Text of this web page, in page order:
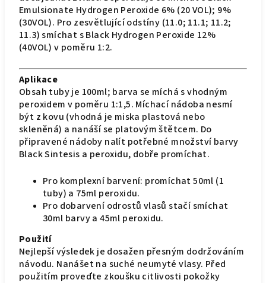
Emulsionate Hydrogen Peroxide 6% (20 VOL); 9%
(30VOL). Pro zesvětlující odstíny (11.0; 11.1; 11.2;
11.3) smíchat s Black Hydrogen Peroxide 12%
(40VOL) v poměru 1:2.
Aplikace
Obsah tuby je 100ml; barva se míchá s vhodným
peroxidem v poměru 1:1,5. Míchací nádoba nesmí
být z kovu (vhodná je miska plastová nebo
skleněná) a nanáší se platovým štětcem. Do
připravené nádoby nalít potřebné množství barvy
Black Sintesis a peroxidu, dobře promíchat.
Pro komplexní barvení: promíchat 50ml (1
tuby) a 75ml peroxidu.
Pro dobarvení odrostů vlasů stačí smíchat
30ml barvy a 45ml peroxidu.
Použití
Nejlepší výsledek je dosažen přesným dodržováním
návodu. Nanášet na suché neumyté vlasy. Před
použitím proveďte zkoušku citlivosti pokožky